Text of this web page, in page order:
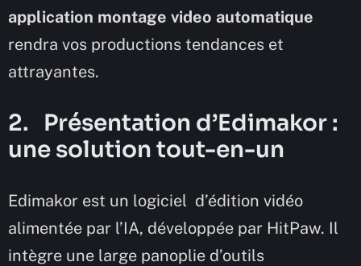
application montage video automatique
rendra vos productions tendances et
attrayantes.
2. Présentation d’Edimakor :
une solution tout-en-un
Edimakor est un logiciel d’édition vidéo
alimentée par l’IA, développée par HitPaw. Il
intègre une large panoplie d’outils